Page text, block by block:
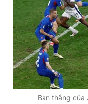
Bàn thắng của